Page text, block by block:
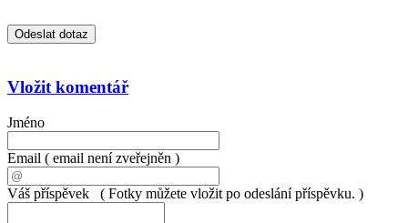
Vložit komentář
Jméno
Email ( email není zveřejněn )
Váš příspěvek ( Fotky můžete vložit po odeslání příspěvku. )